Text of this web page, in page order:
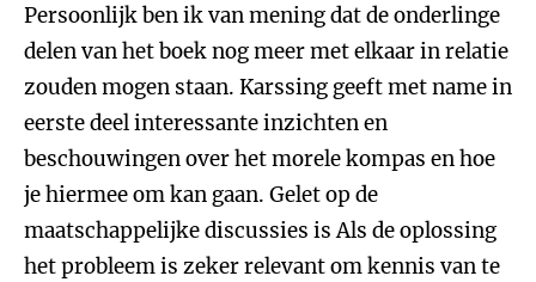
Persoonlijk ben ik van mening dat de onderlinge
delen van het boek nog meer met elkaar in relatie
zouden mogen staan. Karssing geeft met name in
eerste deel interessante inzichten en
beschouwingen over het morele kompas en hoe
je hiermee om kan gaan. Gelet op de
maatschappelijke discussies is Als de oplossing
het probleem is zeker relevant om kennis van te